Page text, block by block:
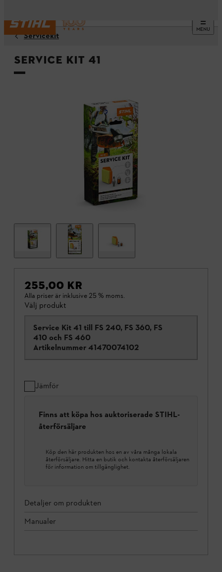
MENU
Servicekit
Service Kit 41
255,00 KR
Alla priser är inklusive 25 % moms.
Välj produkt
Service Kit 41 till FS 240, FS 360, FS
410 och FS 460
Artikelnummer 41470074102
Jämför
Finns att köpa hos auktoriserade STIHL-
återförsäljare
Köp den här produkten hos en av våra många lokala
återförsäljare. Hitta en butik och kontakta återförsäljaren
för information om tillgänglighet.
Detaljer om produkten
Manualer